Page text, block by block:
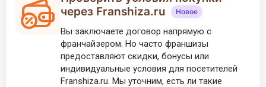
через Franshiza.ru
Новое
Вы заключаете договор напрямую с
франчайзером. Но часто франшизы
предоставляют скидки, бонусы или
индивидуальные условия для посетителей
Franshiza.ru. Мы уточним, есть ли такие